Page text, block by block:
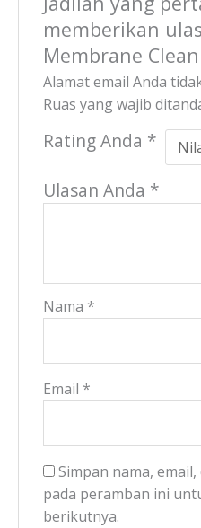
memberikan
Membrane Clean
Alamat email Anda
Ruas yang wajib
Rating Anda *
Ulasan Anda *
Nama *
Email *
Simpan nama,
pada peramban ini
berikutnya.